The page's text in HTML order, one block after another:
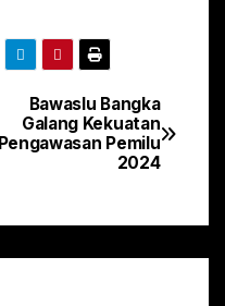
Bawaslu Bangka
Galang Kekuatan
Pengawasan Pemilu
2024